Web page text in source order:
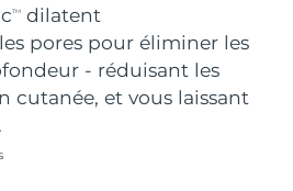
TM
dilatent
pores pour éliminer les
- réduisant les
cutanée, et vous laissant
Livraison estimée10/8/26